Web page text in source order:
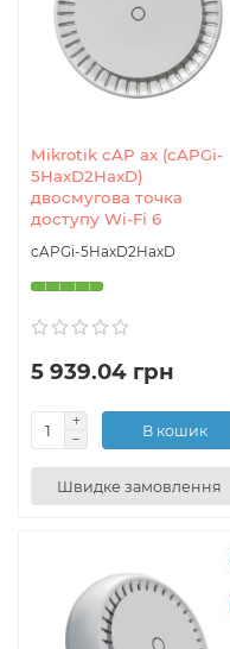
Mikrotik cAP ax (cAPGi-
5HaxD2HaxD)
двосмугова точка
доступу Wi-Fi 6
cAPGi-5HaxD2HaxD
5 939.04 грн
В кошик
Швидке замовлення